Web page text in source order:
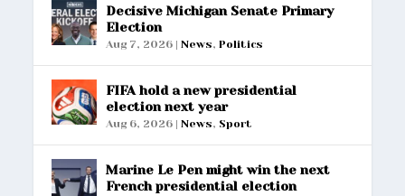
Decisive Michigan Senate Primary
Election
Aug 7, 2026 |News,Politics
FIFA hold a new presidential
election next year
Aug 6, 2026 |News, Sport
Marine Le Pen might win the next
French presidential election